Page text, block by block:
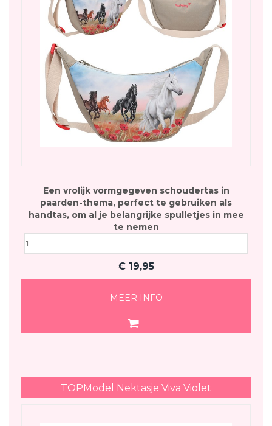
Een vrolijk vormgegeven schoudertas in
paarden-thema, perfect te gebruiken als
handtas, om al je belangrijke spulletjes in mee
te nemen
€ 19,95
MEER INFO
TOPModel Nektasje Viva Violet